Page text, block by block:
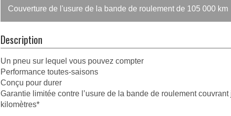
Couverture de l'usure de la bande de roulement de 105 000 km
Description
Un pneu sur lequel vous pouvez compter
Performance toutes-saisons
Conçu pour durer
Garantie limitée contre l’usure de la bande de roulement couvrant
kilomètres*